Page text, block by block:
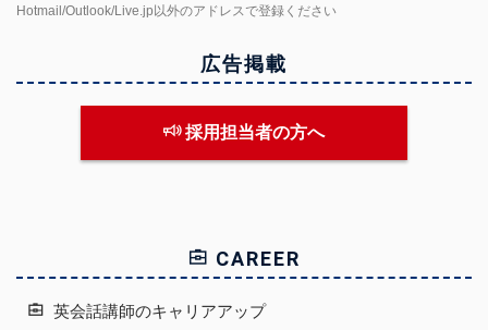
Hotmail/Outlook/Live.jp以外のアドレスで登録ください
広告掲載
採用担当者の方へ
CAREER
英会話講師のキャリアアップ